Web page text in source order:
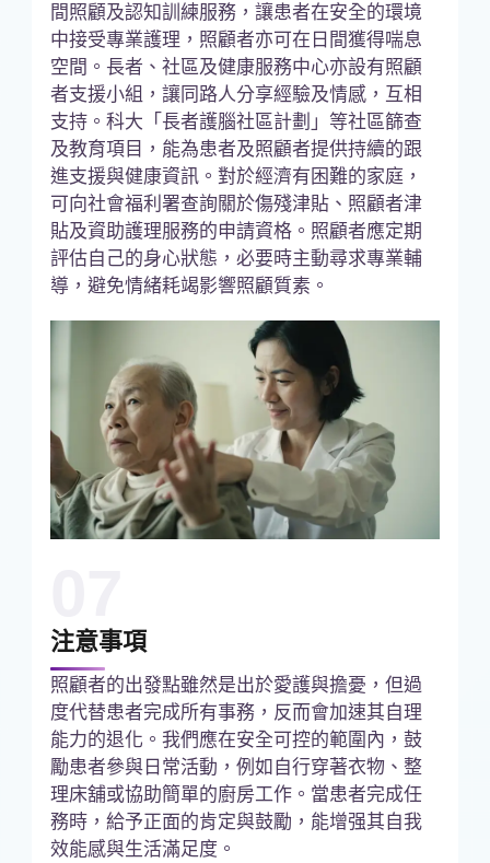
間照顧及認知訓練服務，讓患者在安全的環境
中接受專業護理，照顧者亦可在日間獲得喘息
空間。長者、社區及健康服務中心亦設有照顧
者支援小組，讓同路人分享經驗及情感，互相
支持。科大「長者護腦社區計劃」等社區篩查
及教育項目，能為患者及照顧者提供持續的跟
進支援與健康資訊。對於經濟有困難的家庭，
可向社會福利署查詢關於傷殘津貼、照顧者津
貼及資助護理服務的申請資格。照顧者應定期
評估自己的身心狀態，必要時主動尋求專業輔
導，避免情緒耗竭影響照顧質素。
注意事項
照顧者的出發點雖然是出於愛護與擔憂，但過
度代替患者完成所有事務，反而會加速其自理
能力的退化。我們應在安全可控的範圍內，鼓
勵患者參與日常活動，例如自行穿著衣物、整
理床舖或協助簡單的廚房工作。當患者完成任
務時，給予正面的肯定與鼓勵，能增强其自我
效能感與生活滿足度。